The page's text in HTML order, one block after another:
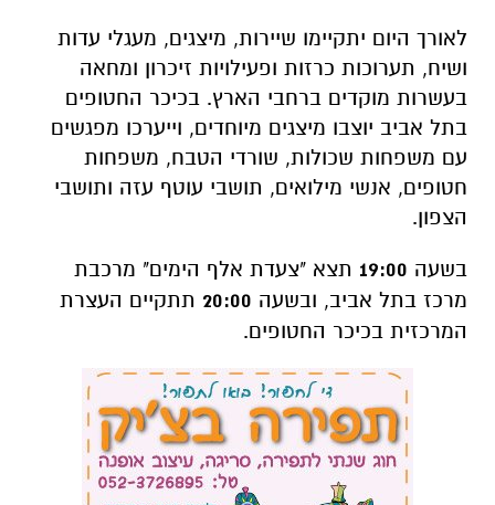
לאורך היום יתקיימו שיירות, מיצגים, מעגלי עדות
ושיח, תערוכות כרזות ופעילויות זיכרון ומחאה
בעשרות מוקדים ברחבי הארץ. בכיכר החטופים
בתל אביב יוצבו מיצגים מיוחדים, וייערכו מפגשים
עם משפחות שכולות, שורדי הטבח, משפחות
חטופים, אנשי מילואים, תושבי עוטף עזה ותושבי
הצפון.
בשעה 19:00 תצא "צעדת אלף הימים" מרכבת
מרכז בתל אביב, ובשעה 20:00 תתקיים העצרת
המרכזית בכיכר החטופים.